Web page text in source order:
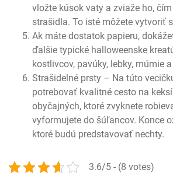
vložte kúsok vaty a zviaže ho,
strašidla. To isté môžete vytvoriť
Ak máte dostatok papieru,
ďalšie typické halloweenske
kostlivcov, pavúky, lebky, múmie
Strašidelné prsty – Na túto
potrebovať kvalitné cesto na
obyčajných, ktoré zvyknete
vyformujete do šúľancov. Konce
ktoré budú predstavovať nechty.
3.6/5 - (8 votes)